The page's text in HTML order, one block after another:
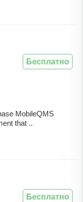
MobileQMS
that ..
Бесплатно
Бесплатно